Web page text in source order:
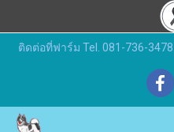
ติดต่อที่ฟาร์ม Tel. 081-736-